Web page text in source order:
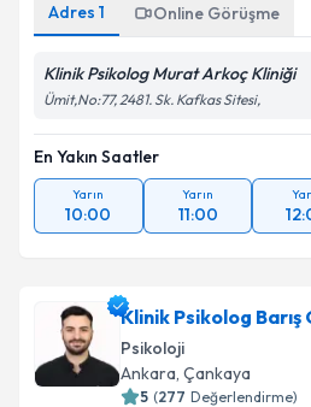
Adres 1 Online Görüşme
Klinik Psikolog Murat Arkoç Kliniği
Ümit,No:77, 2481. Sk. Kafkas Sitesi,
En Yakın Saatler
Yarın
10:00
Yarın
11:00
Klinik Psikolog Barış
Psikoloji
Ankara, Çankaya
5 (277 Değerlendirme)